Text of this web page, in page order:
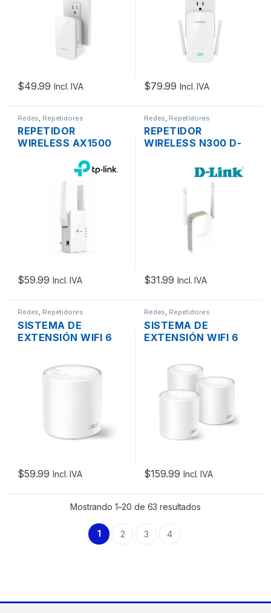
$49.99 Incl. IVA $79.99 Incl. IVA
Redes Repetidores
REPETIDOR
WIRELESS AX1500
6 1500MBPS DUAL
BAND DOS ANTENAS
$59.99 Incl. IVA
Redes Repetidores
REPETIDOR
WIRELESS N300 D-
ANTENAS 300MBPS
PLUG PARED
$31.99 Incl. IVA
Redes Repetidores
SISTEMA DE
EXTENSIÓN WIFI 6
DECO X10 DOBLE
$59.99 Incl. IVA
Redes Repetidores
SISTEMA DE
EXTENSIÓN WIFI 6
AX1500 TP-LINK
DECO X10 DOBLE
BANDA MU-MIMO
PUERTOS GIGABIT BT
$159.99 Incl. IVA
Mostrando 1–20 de 63 resultados
1 2 3 4